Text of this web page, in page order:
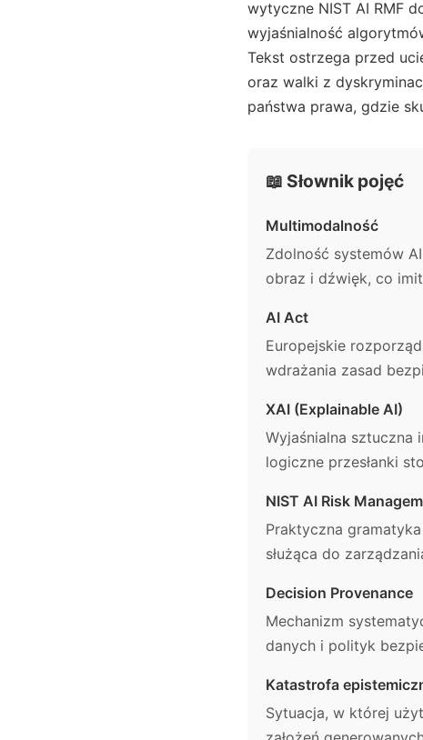
wytyczne NIST AI RMF
wyjaśnialność
Tekst ostrzega przed
oraz walki z
państwa prawa, gdzie
📖 Słownik pojęć
Multimodalność
Zdolność systemów
obraz i dźwięk, co
AI Act
Europejskie
wdrażania zasad
XAI (Explainable AI)
Wyjaśnialna
logiczne przesłanki
NIST AI Risk
Praktyczna
służąca do
Decision Provenance
Mechanizm
danych i polityk
Katastrofa
Sytuacja, w której